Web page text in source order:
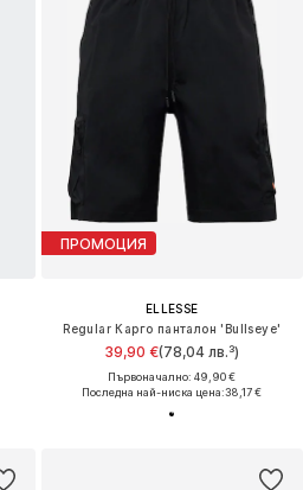
ПРОМОЦИЯ
ELLESSE
Regular Карго панталон 'Bullseye'
39,90 €(78,04 лв.³)
Първоначално: 49,90 €
Последна най-ниска цена:38,17 €